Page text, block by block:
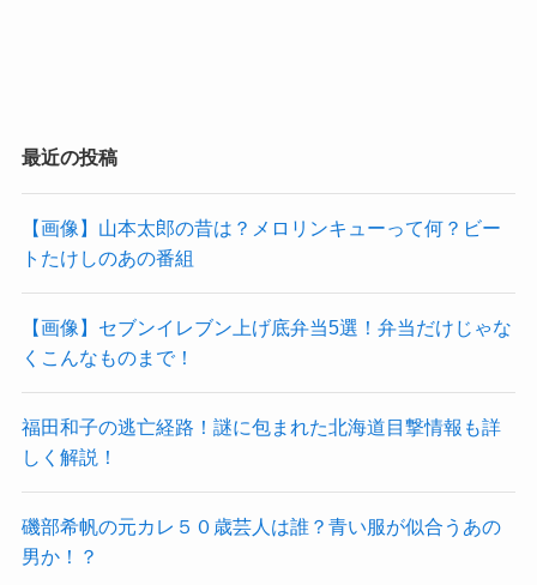
最近の投稿
【画像】山本太郎の昔は？メロリンキューって何？ビー
トたけしのあの番組
【画像】セブンイレブン上げ底弁当5選！弁当だけじゃな
くこんなものまで！
福田和子の逃亡経路！謎に包まれた北海道目撃情報も詳
しく解説！
磯部希帆の元カレ５０歳芸人は誰？青い服が似合うあの
男か！？